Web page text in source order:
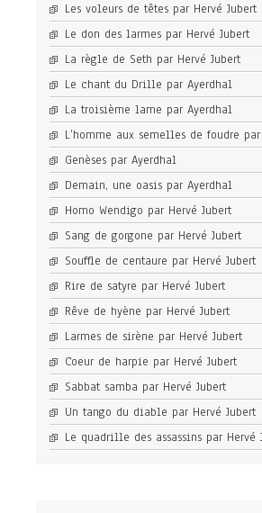
Les voleurs de têtes par Hervé Jubert
Le don des larmes par Hervé Jubert
La règle de Seth par Hervé Jubert
Le chant du Drille par Ayerdhal
La troisième lame par Ayerdhal
L’homme aux semelles de foudre
Genèses par Ayerdhal
Demain, une oasis par Ayerdhal
Homo Wendigo par Hervé Jubert
Sang de gorgone par Hervé Jubert
Souffle de centaure par Hervé Jubert
Rire de satyre par Hervé Jubert
Rêve de hyène par Hervé Jubert
Larmes de sirène par Hervé Jubert
Coeur de harpie par Hervé Jubert
Sabbat samba par Hervé Jubert
Un tango du diable par Hervé Jubert
Le quadrille des assassins par Hervé